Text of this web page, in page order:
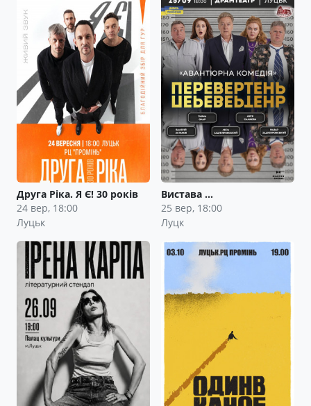
Друга Ріка. Я Є! 30 років
24 вер, 18:00
Луцьк
Вистава …
25 вер, 18:00
Луцк